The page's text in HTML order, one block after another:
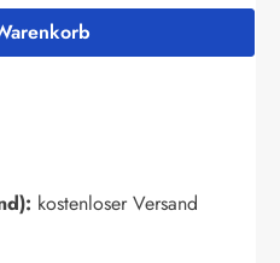
kostenloser Versand